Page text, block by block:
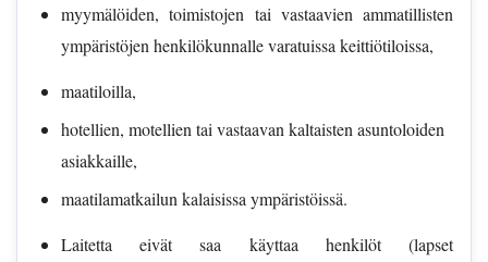
myymälöiden, toimistojen tai vastaavien ammatillisten
ympäristöjen henkilökunnalle varatuissa keittiötiloissa,
maatiloilla,
hotellien, motellien tai vastaavan kaltaisten asuntoloiden
asiakkaille,
maatilamatkailun kalaisissa ympäristöissä.
Laitetta eivät saa käyttaa henkilöt (lapset